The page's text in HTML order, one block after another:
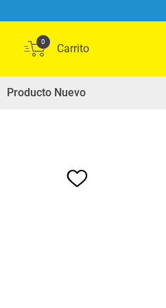
0
Producto Nuevo